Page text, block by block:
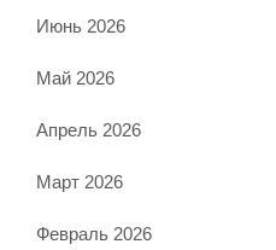
Июнь 2026
Май 2026
Апрель 2026
Март 2026
Февраль 2026